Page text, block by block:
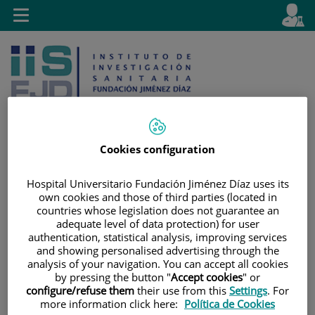
Saltar al contenido
contenido
activo
es
Toggle
navigation
Cookies configuration
Hospital Universitario Fundación Jiménez Díaz uses its
own cookies and those of third parties (located in
countries whose legislation does not guarantee an
adequate level of data protection) for user
authentication, statistical analysis, improving services
and showing personalised advertising through the
analysis of your navigation. You can accept all cookies
by pressing the button "Accept cookies" or
configure/refuse them their use from this Settings. For
more information click here: Política de Cookies